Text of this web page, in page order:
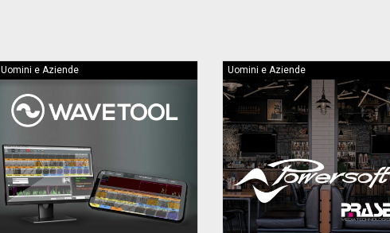
Uomini e Aziende Uomini e Aziende